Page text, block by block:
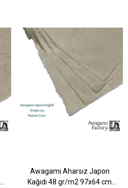
Awagami Aharsız Japon
Kağıdı 48 gr/m2 97x64 cm